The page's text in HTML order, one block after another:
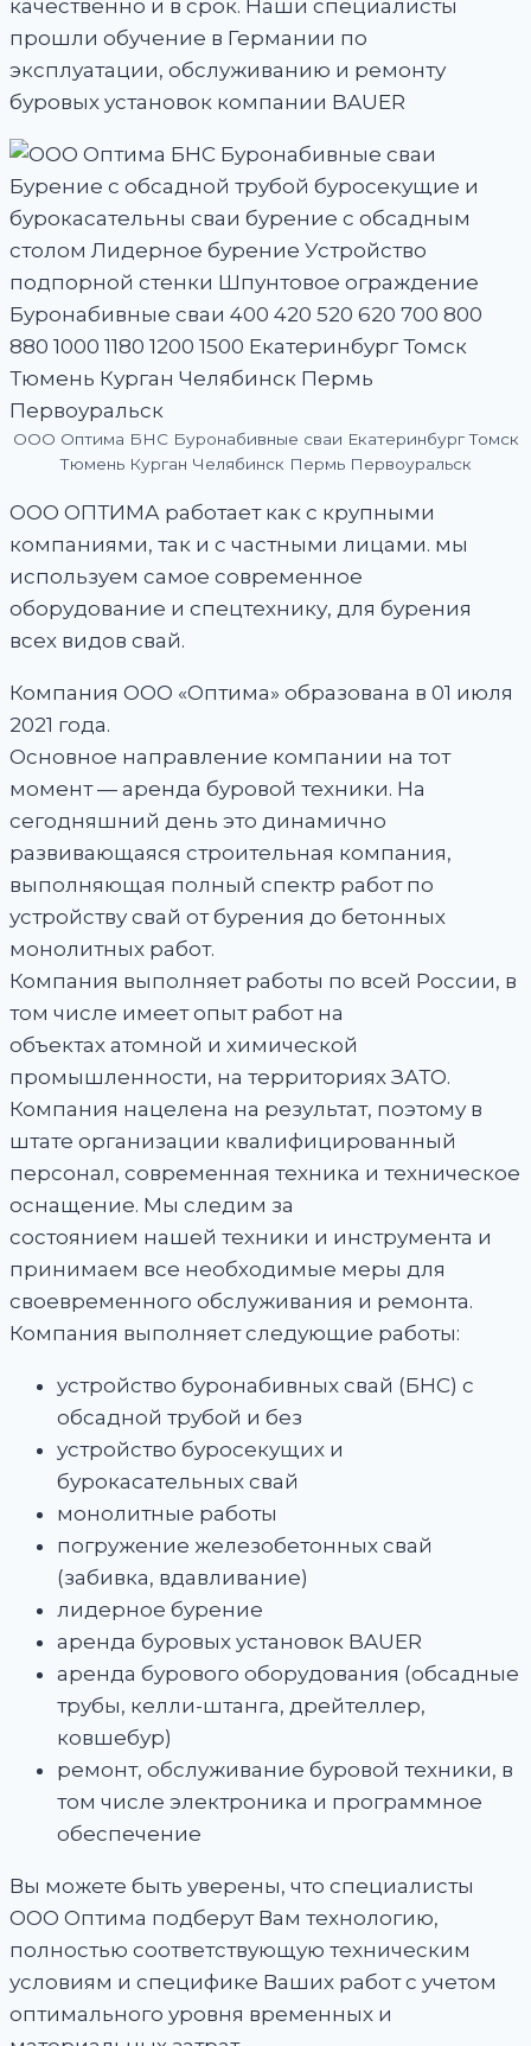
качественно и в срок. Наши специалисты
прошли обучение в Германии по
эксплуатации, обслуживанию и ремонту
буровых установок компании BAUER
ООО Оптима БНС Буронабивные сваи Екатеринбург Томск
Тюмень Курган Челябинск Пермь Первоуральск
ООО ОПТИМА работает как с крупными
компаниями, так и с частными лицами. мы
используем самое современное
оборудование и спецтехнику, для бурения
всех видов свай.
Компания ООО «Оптима» образована в 01 июля
2021 года.
Основное направление компании на тот
момент — аренда буровой техники. На
сегодняшний день это динамично
развивающаяся строительная компания,
выполняющая полный спектр работ по
устройству свай от бурения до бетонных
монолитных работ.
Компания выполняет работы по всей России, в
том числе имеет опыт работ на
объектах атомной и химической
промышленности, на территориях ЗАТО.
Компания нацелена на результат, поэтому в
штате организации квалифицированный
персонал, современная техника и техническое
оснащение. Мы следим за
состоянием нашей техники и инструмента и
принимаем все необходимые меры для
своевременного обслуживания и ремонта.
Компания выполняет следующие работы:
устройство буронабивных свай (БНС) с
обсадной трубой и без
устройство буросекущих и
бурокасательных свай
монолитные работы
погружение железобетонных свай
(забивка, вдавливание)
лидерное бурение
аренда буровых установок BAUER
аренда бурового оборудования (обсадные
трубы, келли-штанга, дрейтеллер,
ковшебур)
ремонт, обслуживание буровой техники, в
том числе электроника и программное
обеспечение
Вы можете быть уверены, что специалисты
ООО Оптима подберут Вам технологию,
полностью соответствующую техническим
условиям и специфике Ваших работ с учетом
оптимального уровня временных и